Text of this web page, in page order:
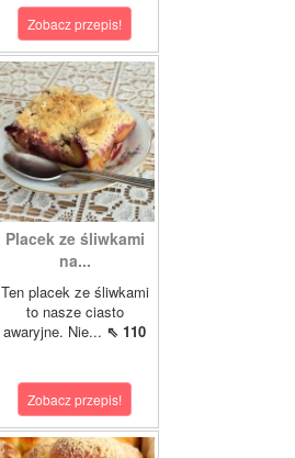
Zobacz przepis!
Placek ze śliwkami
na...
Ten placek ze śliwkami
to nasze ciasto
awaryjne. Nie... ⇖ 110
Zobacz przepis!